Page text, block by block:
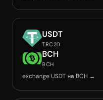
USDT
TRC20
BCH
BCH
exchange USDT на BCH →